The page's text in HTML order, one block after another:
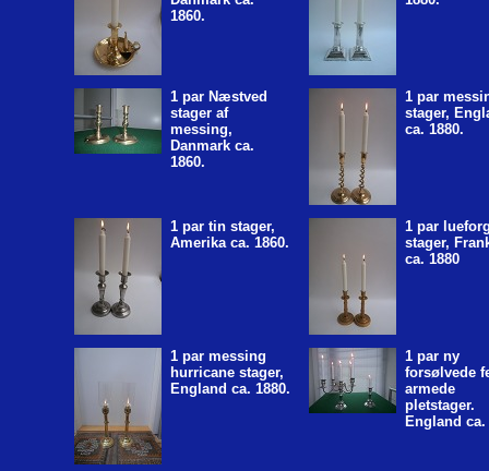
1860.
1 par Næstved
stager af
messing,
Danmark ca.
1860.
1 par
stager,
ca. 1880.
1 par tin stager,
Amerika ca. 1860.
1 par
stager,
ca. 1880
1 par messing
hurricane stager,
England ca. 1880.
1 par ny
forsølvede
armede
pletstager.
England ca.